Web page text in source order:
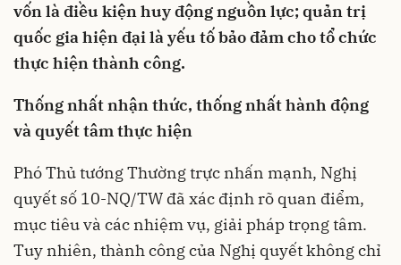
vốn là điều kiện huy động nguồn lực; quản trị
quốc gia hiện đại là yếu tố bảo đảm cho tổ chức
thực hiện thành công.
Thống nhất nhận thức, thống nhất hành động
và quyết tâm thực hiện
Phó Thủ tướng Thường trực nhấn mạnh, Nghị
quyết số 10-NQ/TW đã xác định rõ quan điểm,
mục tiêu và các nhiệm vụ, giải pháp trọng tâm.
Tuy nhiên, thành công của Nghị quyết không chỉ